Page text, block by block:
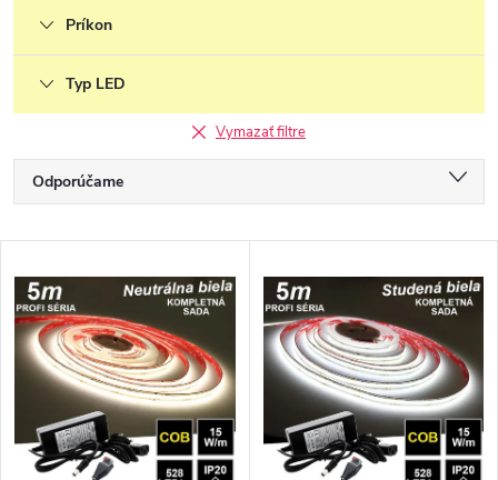
Príkon
Typ LED
Vymazať filtre
a
d
n
i
e
o
Odporúčame
Najpredávanejšie
Abecedne
ý
p
r